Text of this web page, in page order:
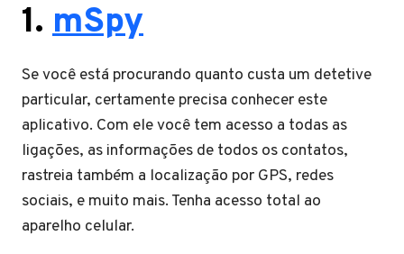
1. mSpy
Se você está procurando quanto custa um detetive
particular, certamente precisa conhecer este
aplicativo. Com ele você tem acesso a todas as
ligações, as informações de todos os contatos,
rastreia também a localização por GPS, redes
sociais, e muito mais. Tenha acesso total ao
aparelho celular.